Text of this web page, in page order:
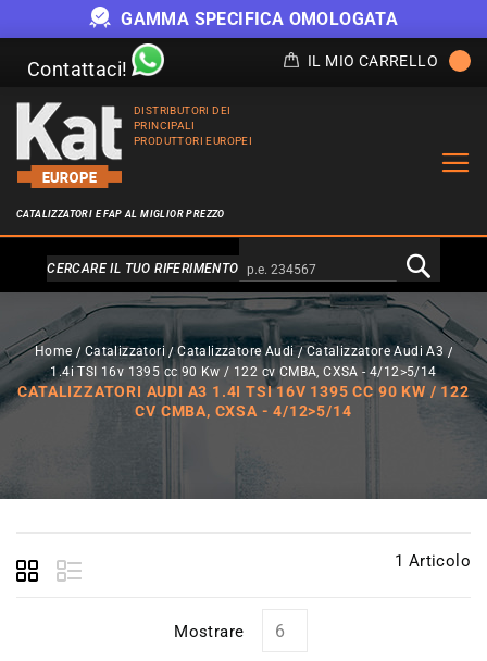
GAMMA SPECIFICA OMOLOGATA
Contattaci! IL MIO CARRELLO
DISTRIBUTORI DEI
PRINCIPALI
PRODUTTORI EUROPEI
CATALIZZATORI E FAP AL MIGLIOR PREZZO
Alternativa a Doofinder
CERCARE IL TUO RIFERIMENTO
Home Catalizzatori Catalizzatore Audi
Catalizzatore Audi A3
1.4i TSI 16v 1395 cc 90 Kw / 122 cv CMBA, CXSA - 4/12>5/14
CATALIZZATORI AUDI A3 1.4I TSI 16V 1395 CC 90 KW / 122
CV CMBA, CXSA - 4/12>5/14
1 Articolo
Mostrare